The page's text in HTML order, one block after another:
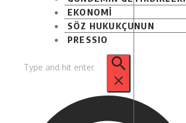
EKONOMİ
SÖZ HUKUKÇUNUN
PRESSIO